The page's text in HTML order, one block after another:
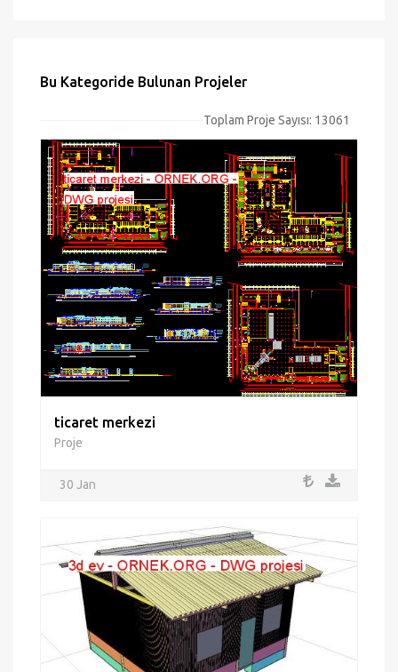
Bu Kategoride Bulunan Projeler
Toplam Proje Sayısı: 13061
ticaret merkezi
Proje
30 Jan